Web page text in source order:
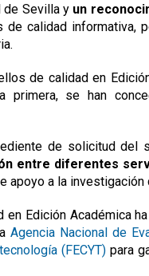
de Sevilla y un
calidad informativa,
de calidad en
primera, se han
de solicitud del
entre diferentes
a la investigación
Edición Académica
Agencia Nacional de
(FECYT) para